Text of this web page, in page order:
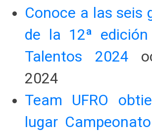
Conoce a las seis
de la 12ª edición
Talentos 2024
2024
Team UFRO
lugar